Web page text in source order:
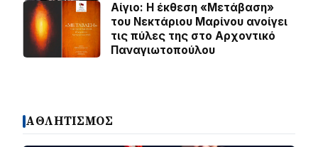
Αίγιο: Η έκθεση «Μετάβαση»
του Νεκτάριου Μαρίνου ανοίγει
τις πύλες της στο Αρχοντικό
Παναγιωτοπούλου
ΑΘΛΗΤΙΣΜΟΣ